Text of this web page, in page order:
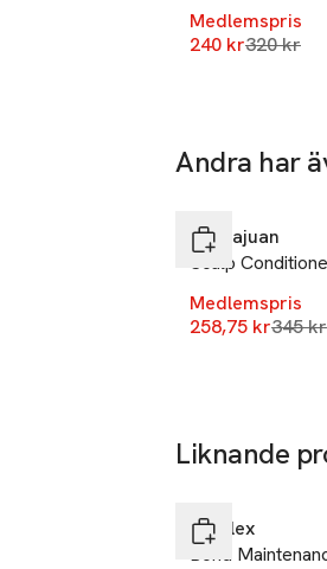
Medlemspris
240 krLägsta
320 kr
Andra har
Sachajuan
Scalp
Medlemspris
258,75 kr345 kr
Liknande
Olaplex
Bond